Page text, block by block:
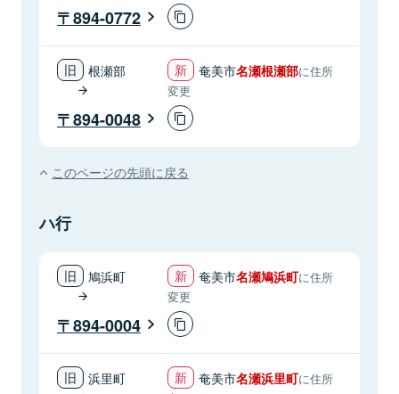
894-0772
根瀬部 奄美市名瀬根瀬部に住所
変更
894-0048
このページの先頭に戻る
ハ行
鳩浜町 奄美市名瀬鳩浜町に住所
変更
894-0004
浜里町 奄美市名瀬浜里町に住所